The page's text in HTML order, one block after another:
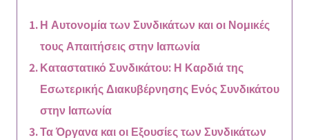
Η Αυτονομία των Συνδικάτων και οι Νομικές
τους Απαιτήσεις στην Ιαπωνία
Καταστατικό Συνδικάτου: Η Καρδιά της
Εσωτερικής Διακυβέρνησης Ενός Συνδικάτου
στην Ιαπωνία
Τα Όργανα και οι Εξουσίες των Συνδικάτων